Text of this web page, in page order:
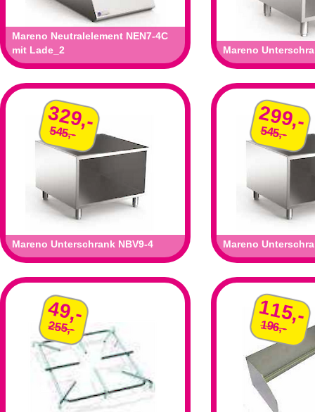
Mareno Neutralelement NEN7-4C
mit Lade_2
Mareno
329,-
545,-
Mareno Unterschrank NBV9-4
299,-
545,-
Mareno
49,-
255,-
115,-
196,-